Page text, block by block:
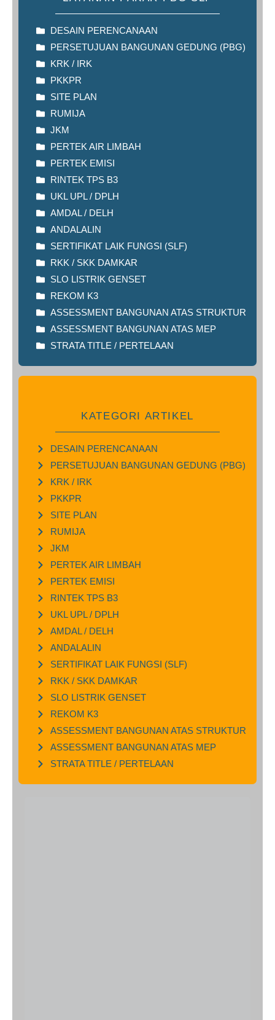
DESAIN PERENCANAAN
PERSETUJUAN BANGUNAN GEDUNG (PBG)
KRK / IRK
PKKPR
SITE PLAN
RUMIJA
JKM
PERTEK AIR LIMBAH
PERTEK EMISI
RINTEK TPS B3
UKL UPL / DPLH
AMDAL / DELH
ANDALALIN
SERTIFIKAT LAIK FUNGSI (SLF)
RKK / SKK DAMKAR
SLO LISTRIK GENSET
REKOM K3
ASSESSMENT BANGUNAN ATAS STRUKTUR
ASSESSMENT BANGUNAN ATAS MEP
STRATA TITLE / PERTELAAN
KATEGORI ARTIKEL
DESAIN PERENCANAAN
PERSETUJUAN BANGUNAN GEDUNG (PBG)
KRK / IRK
PKKPR
SITE PLAN
RUMIJA
JKM
PERTEK AIR LIMBAH
PERTEK EMISI
RINTEK TPS B3
UKL UPL / DPLH
AMDAL / DELH
ANDALALIN
SERTIFIKAT LAIK FUNGSI (SLF)
RKK / SKK DAMKAR
SLO LISTRIK GENSET
REKOM K3
ASSESSMENT BANGUNAN ATAS STRUKTUR
ASSESSMENT BANGUNAN ATAS MEP
STRATA TITLE / PERTELAAN